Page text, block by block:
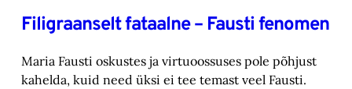
Filigraanselt fataalne – Fausti fenomen
Maria Fausti oskustes ja virtuoossuses pole põhjust
kahelda, kuid need üksi ei tee temast ‎veel Fausti.